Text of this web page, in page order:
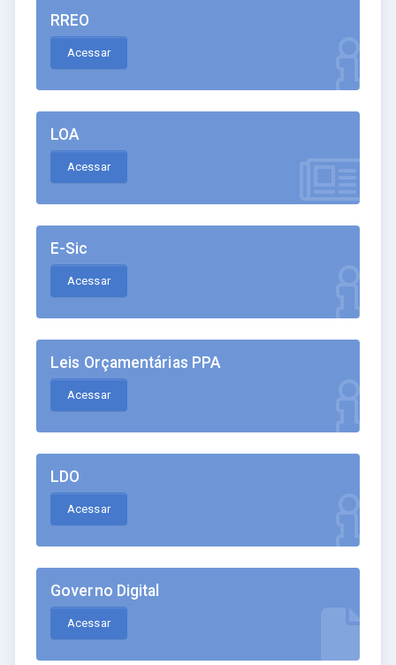
RREO
Acessar
LOA
Acessar
E-Sic
Acessar
Leis Orçamentárias PPA
Acessar
LDO
Acessar
Governo Digital
Acessar